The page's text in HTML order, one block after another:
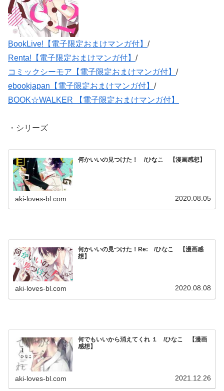
BookLive!【電子限定おまけマンガ付】 /
Renta!【電子限定おまけマンガ付】 /
コミックシーモア【電子限定おまけマンガ付】 /
ebookjapan【電子限定おまけマンガ付】 /
BOOK☆WALKER 【電子限定おまけマンガ付】
・シリーズ
何かいいの見つけた！ /ひなこ 【漫画感想】
aki-loves-bl.com 2020.08.05
何かいいの見つけた！Re: /ひなこ 【漫画感
想】
aki-loves-bl.com 2020.08.08
何でもいいから消えてくれ １ /ひなこ 【漫画
感想】
aki-loves-bl.com 2021.12.26